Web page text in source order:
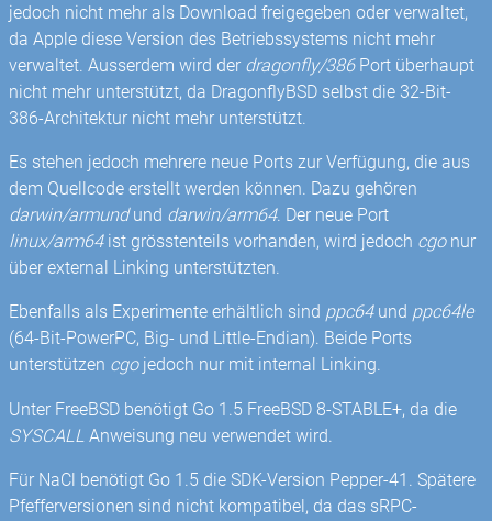
jedoch nicht mehr als Download freigegeben oder verwaltet,
da Apple diese Version des Betriebssystems nicht mehr
verwaltet. Ausserdem wird der dragonfly/386Port überhaupt
nicht mehr unterstützt, da DragonflyBSD selbst die 32-Bit-
386-Architektur nicht mehr unterstützt.
Es stehen jedoch mehrere neue Ports zur Verfügung, die aus
dem Quellcode erstellt werden können. Dazu gehören
darwin/armundund darwin/arm64. Der neue Port
linux/arm64ist grösstenteils vorhanden, wird jedoch cgonur
über external Linking unterstützten.
Ebenfalls als Experimente erhältlich sind ppc64und ppc64le
(64-Bit-PowerPC, Big- und Little-Endian). Beide Ports
unterstützen cgojedoch nur mit internal Linking.
Unter FreeBSD benötigt Go 1.5 FreeBSD 8-STABLE+, da die
SYSCALL Anweisung neu verwendet wird.
Für NaCl benötigt Go 1.5 die SDK-Version Pepper-41. Spätere
Pfefferversionen sind nicht kompatibel, da das sRPC-